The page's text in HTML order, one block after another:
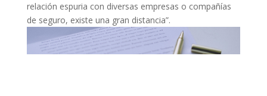
relación espuria con diversas empresas o compañías
de seguro, existe una gran distancia”.